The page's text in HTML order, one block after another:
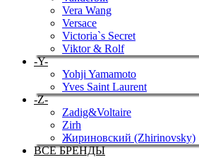
Vera Wang
Versace
Victoria`s Secret
Viktor & Rolf
-Y-
Yohji Yamamoto
Yves Saint Laurent
-Z-
Zadig&Voltaire
Zirh
Жириновский (Zhirinovsky)
ВСЕ БРЕНДЫ